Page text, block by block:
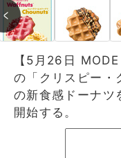
【5月26日
の「クリスピー・
の新食感ドーナツ
開始する。